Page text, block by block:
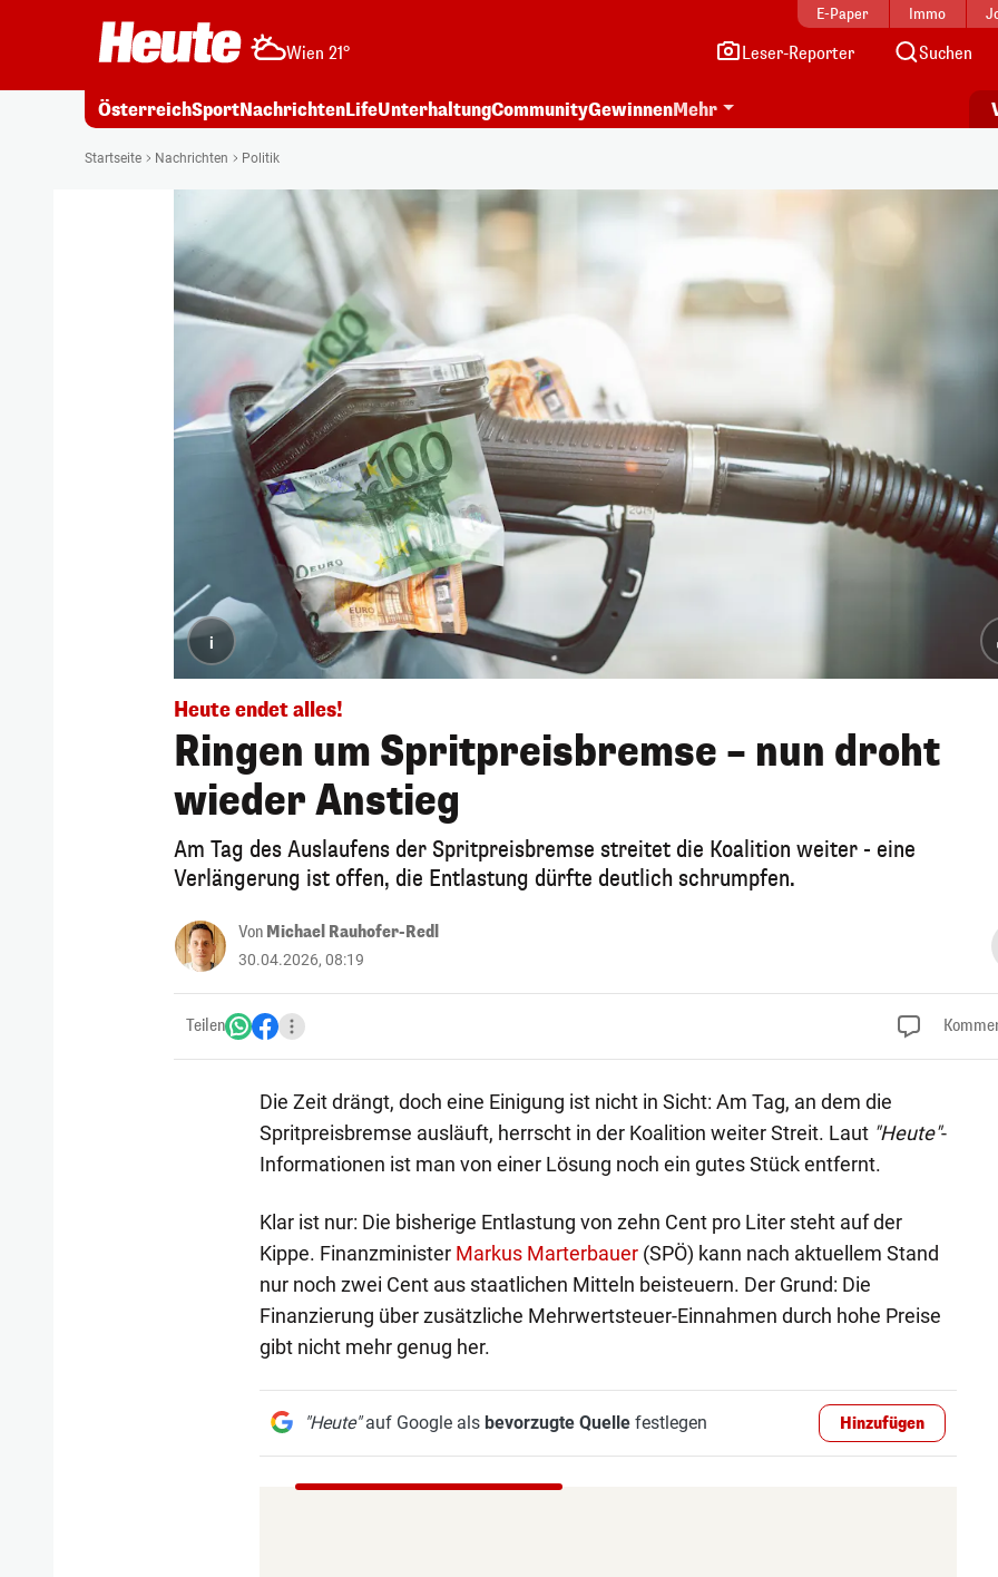
E-Paper Immo
Wien 21° Leser-Reporter Suchen
ÖsterreichSportNachrichtenLifeUnterhaltungCommunityGewinnenMehr
Startseite Nachrichten Politik
i
Heute endet alles!
Ringen um Spritpreisbremse – nun droht
wieder Anstieg
Am Tag des Auslaufens der Spritpreisbremse streitet die Koalition weiter - eine
Verlängerung ist offen, die Entlastung dürfte deutlich schrumpfen.
Von Michael Rauhofer-Redl
30.04.2026, 08:19
Teilen
Die Zeit drängt, doch eine Einigung ist nicht in Sicht: Am Tag, an dem die
Spritpreisbremse ausläuft, herrscht in der Koalition weiter Streit. Laut "Heute"-
Informationen ist man von einer Lösung noch ein gutes Stück entfernt.
Klar ist nur: Die bisherige Entlastung von zehn Cent pro Liter steht auf der
Kippe. Finanzminister Markus Marterbauer(SPÖ) kann nach aktuellem Stand
nur noch zwei Cent aus staatlichen Mitteln beisteuern. Der Grund: Die
Finanzierung über zusätzliche Mehrwertsteuer-Einnahmen durch hohe Preise
gibt nicht mehr genug her.
"Heute"auf Google als bevorzugte Quellefestlegen Hinzufügen